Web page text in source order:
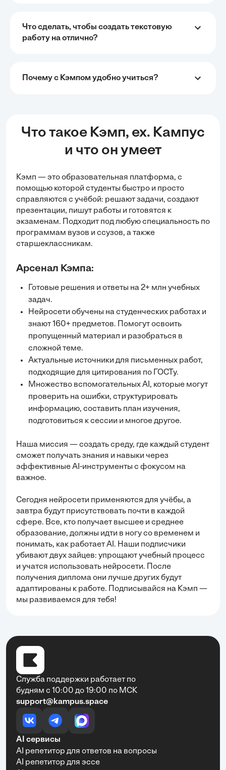
Что сделать, чтобы создать текстовую
работу на отлично?
Почему с Кэмпом удобно учиться?
Что такое Кэмп, ex. Кампус
и что он умеет
Кэмп — это образовательная платформа, с
помощью которой студенты быстро и просто
справляются с учёбой: решают задачи, создают
презентации, пишут работы и готовятся к
экзаменам. Подходит под любую специальность по
программам вузов и ссузов, а также
старшеклассникам.
Арсенал Кэмпа:
Готовые решения и ответы на 2+ млн учебных
задач.
Нейросети обучены на студенческих работах и
знают 160+ предметов. Помогут освоить
пропущенный материал и разобраться в
сложной теме.
Актуальные источники для письменных работ,
подходящие для цитирования по ГОСТу.
Множество вспомогательных AI, которые могут
проверить на ошибки, структурировать
информацию, составить план изучения,
подготовиться к сессии и многое другое.
Наша миссия — создать среду, где каждый студент
сможет получать знания и навыки через
эффективные AI-инструменты с фокусом на
важное.
Сегодня нейросети применяются для учёбы, а
завтра будут присутствовать почти в каждой
сфере. Все, кто получает высшее и среднее
образование, должны идти в ногу со временем и
понимать, как работает AI. Наши подписчики
убивают двух зайцев: упрощают учебный процесс
и учатся использовать нейросети. После
получения диплома они лучше других будут
адаптированы к работе. Подписывайся на Кэмп —
мы развиваемся для тебя!
Служба поддержки работает по
будням с 10:00 до 19:00 по МСК
support@kampus.space
AI сервисы
AI репетитор для ответов на вопросы
AI репетитор для эссе